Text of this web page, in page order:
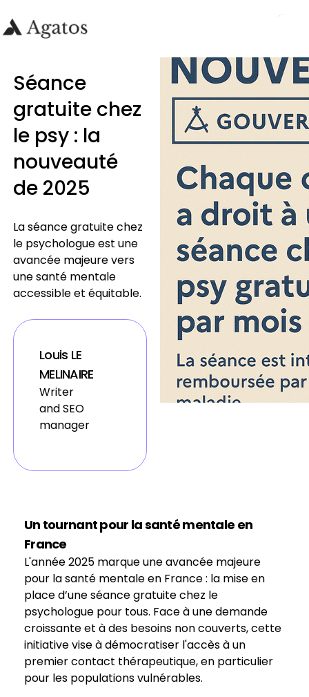
Séance
gratuite chez
le psy : la
nouveauté
de 2025
La séance gratuite chez
le psychologue est une
avancée majeure vers
une santé mentale
accessible et équitable.
Louis LE
MELINAIRE
Writer
and SEO
manager
Un tournant pour la santé mentale en
France
L'année 2025 marque une avancée majeure
pour la santé mentale en France : la mise en
place d’une séance gratuite chez le
psychologue pour tous. Face à une demande
croissante et à des besoins non couverts, cette
initiative vise à démocratiser l'accès à un
premier contact thérapeutique, en particulier
pour les populations vulnérables.